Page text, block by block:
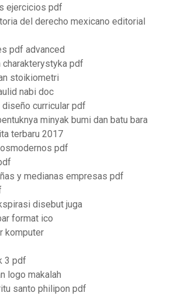
ejercicios pdf
del derecho mexicano editorial
pdf advanced
charakterystyka pdf
stoikiometri
nabi doc
curricular pdf
minyak bumi dan batu bara
terbaru 2017
pdf
y medianas empresas pdf
disebut juga
format ico
komputer
3 pdf
logo makalah
santo philipon pdf